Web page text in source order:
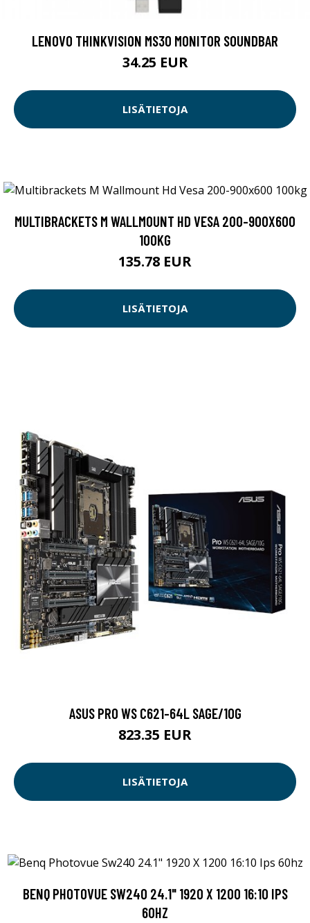
LENOVO THINKVISION MS30 MONITOR SOUNDBAR
34.25 EUR
LISÄTIETOJA
MULTIBRACKETS M WALLMOUNT HD VESA 200-900X600
100KG
135.78 EUR
LISÄTIETOJA
ASUS PRO WS C621-64L SAGE/10G
823.35 EUR
LISÄTIETOJA
BENQ PHOTOVUE SW240 24.1" 1920 X 1200 16:10 IPS
60HZ